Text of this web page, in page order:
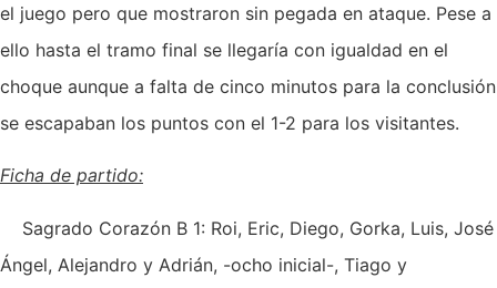
el juego pero que mostraron sin pegada en ataque. Pese a
ello hasta el tramo final se llegaría con igualdad en el
choque aunque a falta de cinco minutos para la conclusión
se escapaban los puntos con el 1-2 para los visitantes.
Ficha de partido:
Sagrado Corazón B 1: Roi, Eric, Diego, Gorka, Luis, José
Ángel, Alejandro y Adrián, -ocho inicial-, Tiago y